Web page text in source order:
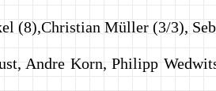
Müller (3/3),
Korn, Philipp